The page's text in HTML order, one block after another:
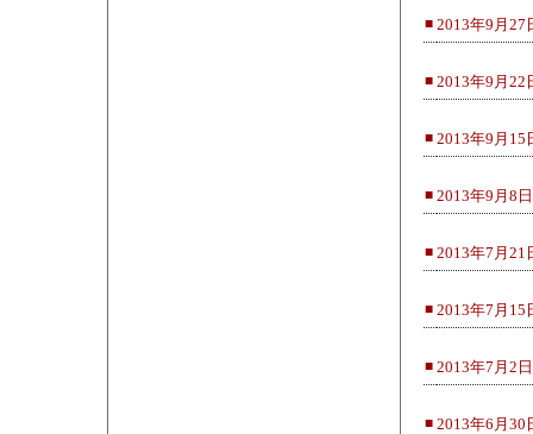
■ 2013年9月27
■ 2013年9月22
■ 2013年9月15
■ 2013年9月8日
■ 2013年7月21
■ 2013年7月15
■ 2013年7月2日
■ 2013年6月30